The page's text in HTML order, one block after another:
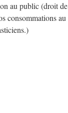
au public (droit de
consommations au